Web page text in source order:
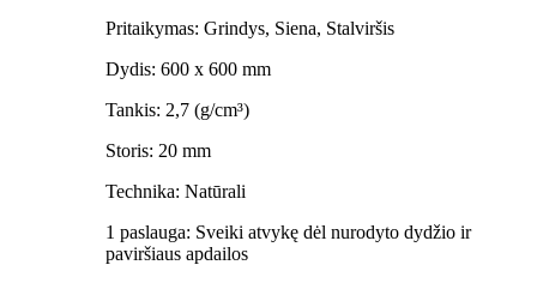
Pritaikymas: Grindys, Siena, Stalviršis
Dydis: 600 x 600 mm
Tankis: 2,7 (g/cm³)
Storis: 20 mm
Technika: Natūrali
1 paslauga: Sveiki atvykę dėl nurodyto dydžio ir
paviršiaus apdailos